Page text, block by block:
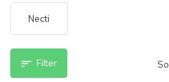
Necti
Filter